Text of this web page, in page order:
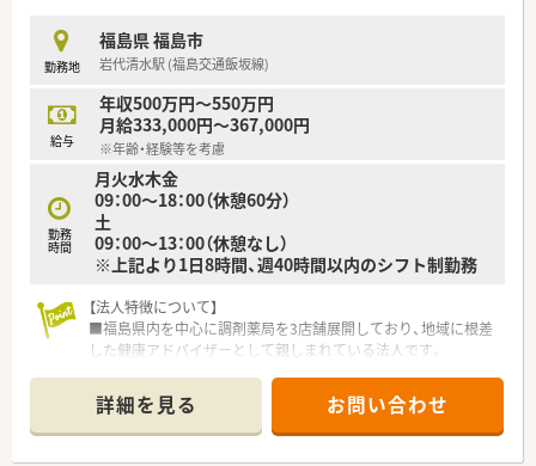
■想定時給は2,000円から2,200円となっており、これまでのご
経験やスキルを十分に考慮したうえで決定いたします。
■社会保険や雇用保険は週20時間以上の勤務で加入可能となっ
ており、安定した長期就業を希望する方にも最適な条件です。
勤務地
福島県 福島市
岩代清水駅 (福島交通飯坂線)
給与
年収500万円～550万円
月給333,000円～367,000円
※年齢・経験等を考慮
勤務
時間
月火水木金
09：00～18：00（休憩60分）
土
09：00～13：00（休憩なし）
※上記より1日8時間、週40時間以内のシフト制勤務
【法人特徴について】
■福島県内を中心に調剤薬局を3店舗展開しており、地域に根差
した健康アドバイザーとして親しまれている法人です。
く、会社一丸となって運営をサポートする体制です。
■大手調剤チェーンの完全子会社として安定した経営基盤を誇
り、充実した福利厚生や研修制度を完備しています。
詳細を見る お問い合わせ